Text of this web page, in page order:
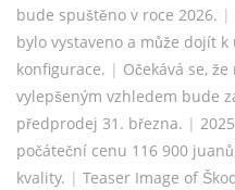
bude spuštěno v roce 2026. |
bylo vystaveno a může dojít
konfigurace. | Očekává se,
vylepšeným vzhledem bude
předprodej 31. března. |
počáteční cenu 116 900
kvality. | Teaser Image of